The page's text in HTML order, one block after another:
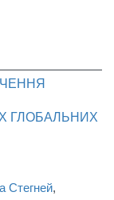
ГЛОБАЛЬНИХ
Стегней,